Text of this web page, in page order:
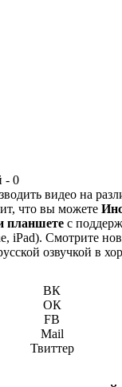
- 0
видео на
что вы можете
планшете с
iPad). Смотрите
озвучкой в
ВК
ОК
FB
Mail
Твиттер